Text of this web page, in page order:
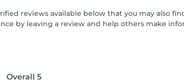
reviews available below that you may also
by leaving a review and help others make
Overall 5